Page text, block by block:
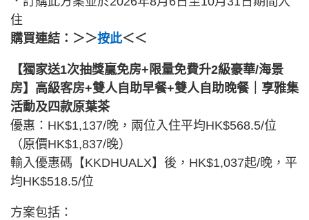
住
購買連結：＞＞按此＜＜
【獨家送1次抽獎贏免房+限量免費升2級豪華/海景
房】高級客房+雙人自助早餐+雙人自助晚餐｜享雅集
活動及四款原葉茶
優惠：HK$1,137/晚，兩位入住平均HK$568.5/位
（原價HK$1,837/晚）
輸入優惠碼【KKDHUALX】後，HK$1,037起/晚，平
均HK$518.5/位
方案包括：